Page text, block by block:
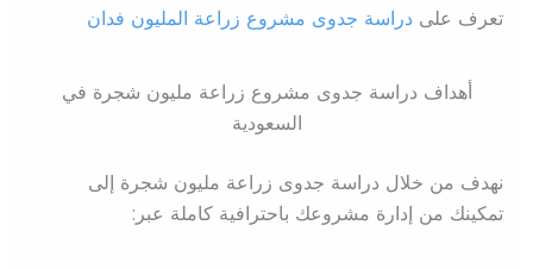
تعرف على دراسة جدوى مشروع زراعة المليون فدان
أهداف دراسة جدوى مشروع زراعة مليون شجرة في
السعودية
نهدف من خلال دراسة جدوى زراعة مليون شجرة إلى
تمكينك من إدارة مشروعك باحترافية كاملة عبر: